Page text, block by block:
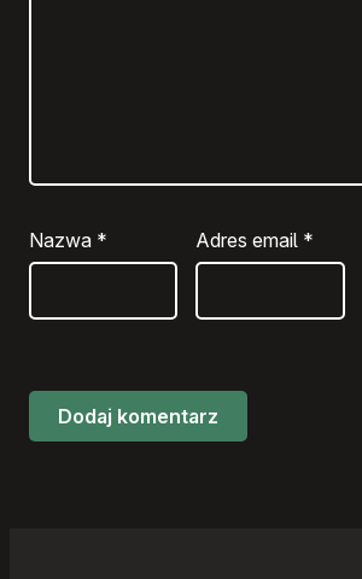
Nazwa * Adres email *